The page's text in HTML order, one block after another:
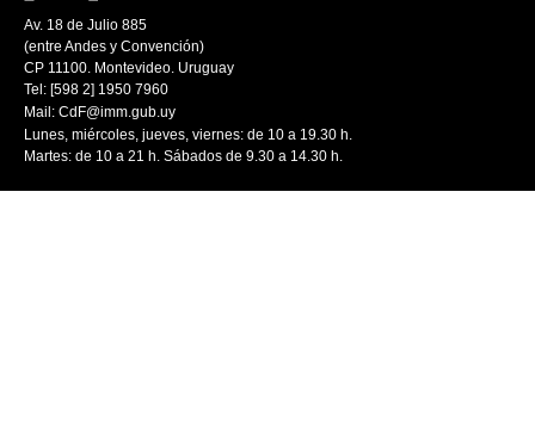
Av. 18 de Julio 885
(entre Andes y Convención)
CP 11100. Montevideo. Uruguay
Tel: [598 2] 1950 7960
Mail: CdF@imm.gub.uy
Lunes, miércoles, jueves, viernes: de 10 a 19.30 h.
Martes: de 10 a 21 h. Sábados de 9.30 a 14.30 h.